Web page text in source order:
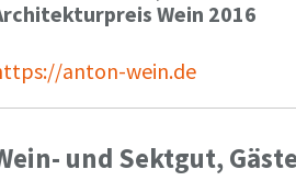
Wein 2016
anton-wein.de
und Sektgut,